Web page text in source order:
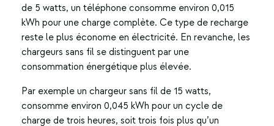
de 5 watts, un téléphone consomme environ 0,015
kWh pour une charge complète. Ce type de recharge
reste le plus économe en électricité. En revanche, les
chargeurs sans fil se distinguent par une
consommation énergétique plus élevée.
Par exemple un chargeur sans fil de 15 watts,
consomme environ 0,045 kWh pour un cycle de
charge de trois heures, soit trois fois plus qu’un